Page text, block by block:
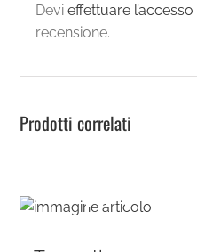
Devi effettuare l’accesso
recensione.
Prodotti correlati